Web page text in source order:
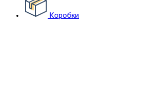
Коробки